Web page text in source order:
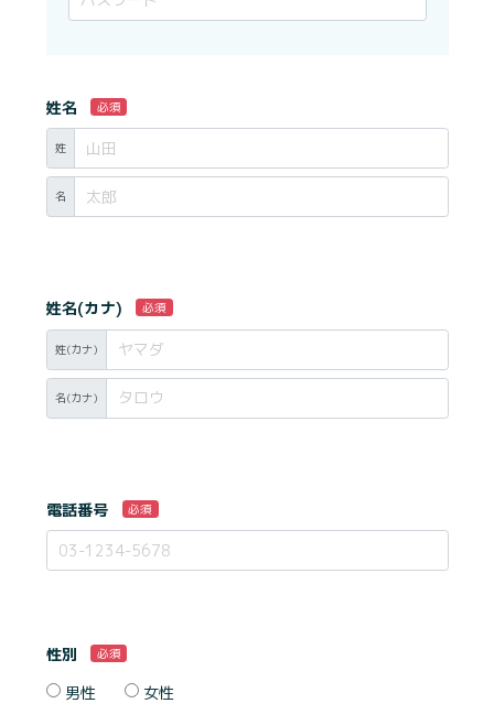
姓名 必須
姓
名
姓名(カナ) 必須
姓(カナ)
名(カナ)
電話番号 必須
性別 必須
男性 女性